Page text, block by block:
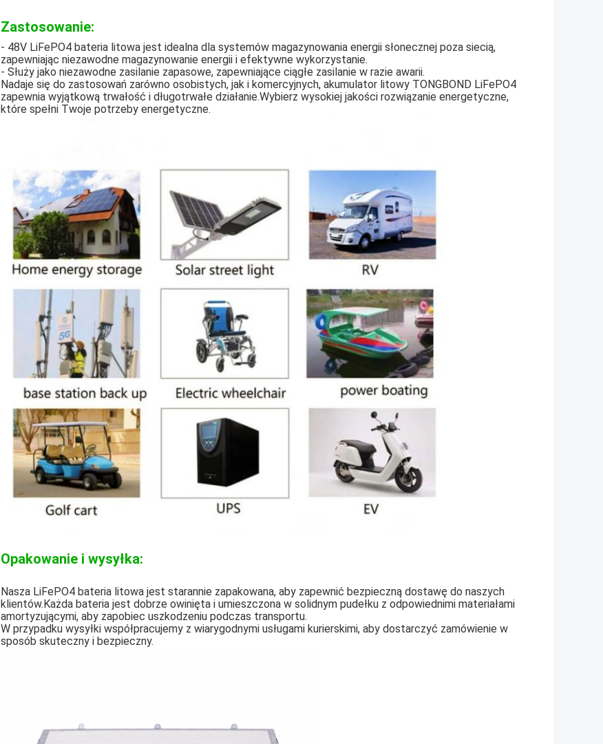
Zastosowanie:
- 48V LiFePO4 bateria litowa jest idealna dla systemów magazynowania energii słonecznej poza siecią,
zapewniając niezawodne magazynowanie energii i efektywne wykorzystanie.
- Służy jako niezawodne zasilanie zapasowe, zapewniające ciągłe zasilanie w razie awarii.
Nadaje się do zastosowań zarówno osobistych, jak i komercyjnych, akumulator litowy TONGBOND LiFePO4
zapewnia wyjątkową trwałość i długotrwałe działanie.Wybierz wysokiej jakości rozwiązanie energetyczne,
które spełni Twoje potrzeby energetyczne.
Opakowanie i wysyłka:
Nasza LiFePO4 bateria litowa jest starannie zapakowana, aby zapewnić bezpieczną dostawę do naszych
klientów.Każda bateria jest dobrze owinięta i umieszczona w solidnym pudełku z odpowiednimi materiałami
amortyzującymi, aby zapobiec uszkodzeniu podczas transportu.
W przypadku wysyłki współpracujemy z wiarygodnymi usługami kurierskimi, aby dostarczyć zamówienie w
sposób skuteczny i bezpieczny.